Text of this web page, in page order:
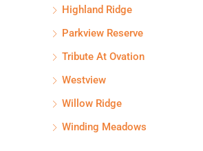
Highland Ridge
Parkview Reserve
Tribute At Ovation
Westview
Willow Ridge
Winding Meadows